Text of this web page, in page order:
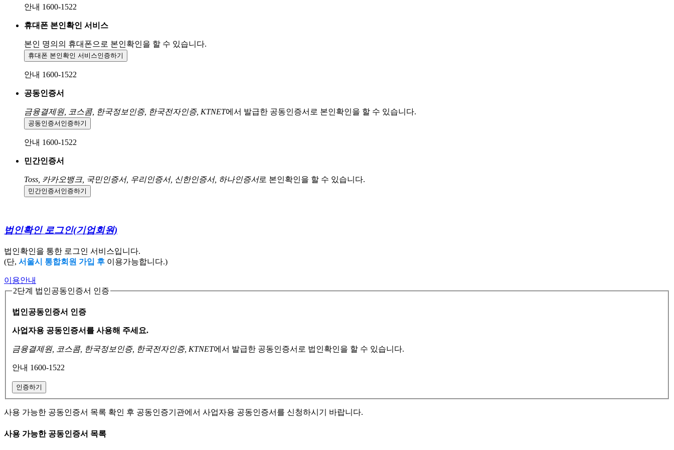
안내 1600-1522
휴대폰 본인확인 서비스
본인 명의의 휴대폰으로 본인확인을 할 수 있습니다.
휴대폰 본인확인 서비스인증하기
안내 1600-1522
공동인증서
금융결제원, 코스콤, 한국정보인증, 한국전자인증, KTNET에서 발급한 공동인증서로 본인확인을 할 수 있습니다.
공동인증서 인증하기
안내 1600-1522
민간인증서
Toss, 카카오뱅크, 국민인증서, 우리인증서, 신한인증서, 하나인증서로 본인확인을 할 수 있습니다.
민간인증서 인증하기
법인확인 로그인(기업회원)
법인확인을 통한 로그인 서비스입니다.
(단, 서울시 통합회원 가입 후 이용가능합니다.)
이용안내
2단계 법인공동인증서 인증
법인공동인증서 인증
사업자용 공동인증서를 사용해 주세요.
금융결제원, 코스콤, 한국정보인증, 한국전자인증, KTNET에서 발급한 공동인증서로 법인확인을 할 수 있습니다.
안내 1600-1522
인증하기
사용 가능한 공동인증서 목록 확인 후 공동인증기관에서 사업자용 공동인증서를 신청하시기 바랍니다.
사용 가능한 공동인증서 목록